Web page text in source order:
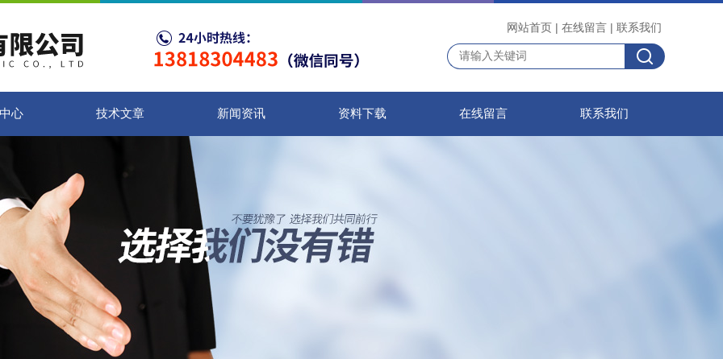
网站首页 | 在线留言 | 联系我们
心 技术文章 新闻资讯 资料下载 在线留言 联系我们